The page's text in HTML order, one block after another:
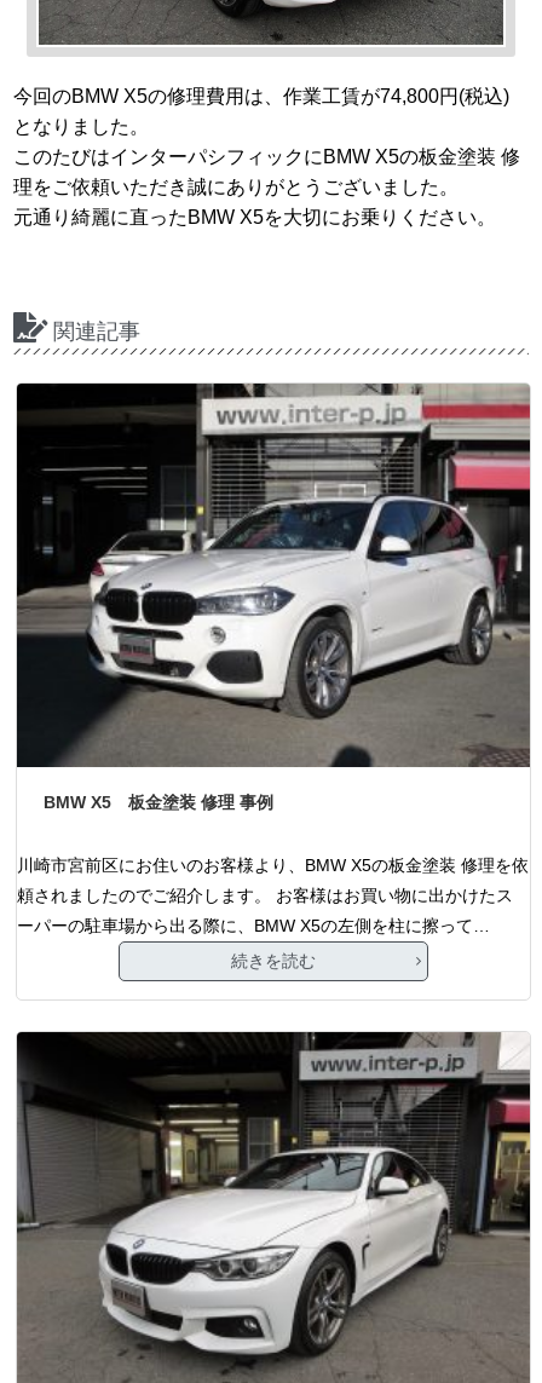
今回のBMW X5の修理費用は、作業工賃が74,800円(税込)
となりました。
このたびはインターパシフィックにBMW X5の板金塗装 修
理をご依頼いただき誠にありがとうございました。
元通り綺麗に直ったBMW X5を大切にお乗りください。
関連記事
BMW X5 板金塗装 修理 事例
川崎市宮前区にお住いのお客様より、BMW X5の板金塗装 修理を依
頼されましたのでご紹介します。 お客様はお買い物に出かけたス
ーパーの駐車場から出る際に、BMW X5の左側を柱に擦って…
続きを読む